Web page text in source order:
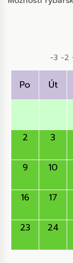
-3 -2
Po Út
2 3
9 10
16 17
23 24